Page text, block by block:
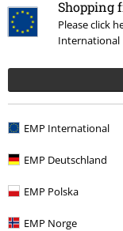
Shopping
Please click
International
EMP International
EMP Deutschland
EMP Polska
EMP Norge
Napísať hodnotenie
Naposledy